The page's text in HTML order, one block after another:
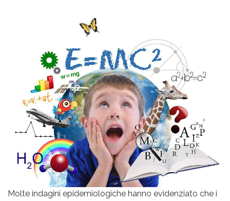
Molte indagini epidemiologiche hanno evidenziato che i